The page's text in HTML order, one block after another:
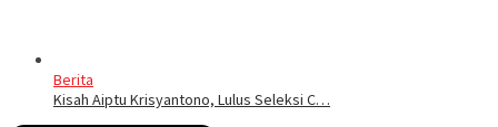
Berita
Kisah Aiptu Krisyantono, Lulus Seleksi C…